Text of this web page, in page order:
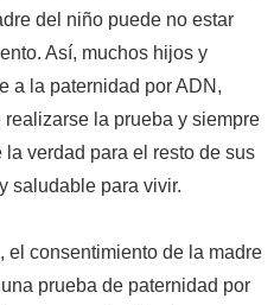
del niño puede no estar
Así, muchos hijos y
a la paternidad por ADN,
la prueba y siempre
verdad para el resto de sus
saludable para vivir.
el consentimiento de la madre
prueba de paternidad por